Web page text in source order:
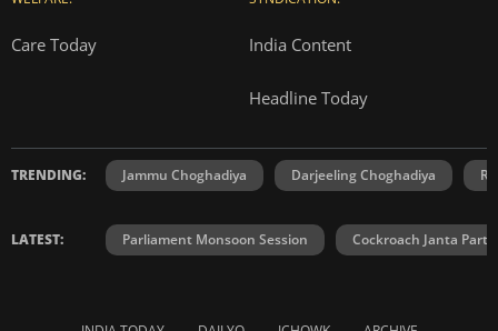
Care Today India Content
Headline Today
TRENDING: Jammu Choghadiya Darjeeling Choghadiya
LATEST: Parliament Monsoon Session Cockroach Janta